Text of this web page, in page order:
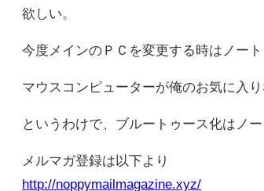
欲しい。
今度メインのＰＣを変更する時はノー
マウスコンピューターが俺のお気に入り
というわけで、ブルートゥース化はノ
メルマガ登録は以下より
http://noppymailmagazine.xyz/